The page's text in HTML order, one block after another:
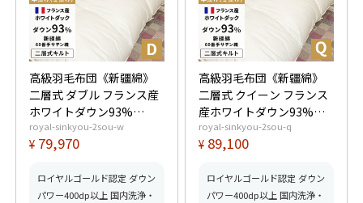
高級羽毛布団《新疆綿》
二層式 ダブル フランス産
ホワイトダウン93%
(400dp以上) 羽毛量1.8kg
【5つ星ロイヤルゴールド
ーク取得】
royal-sinkyou-2sou-w
¥ 79,970
ロイヤルゴールド認定 ダウン
パワー400dp以上 国内洗浄・
高級羽毛布団《新疆綿》
二層式 クイーン フランス
産ホワイトダウン93%
(400dp以上) 羽毛量2.0kg
【5つ星ロイヤルゴールド
ーク取得】
royal-sinkyou-2sou-q
¥ 89,100
ロイヤルゴールド認定 ダウン
パワー400dp以上 国内洗浄・